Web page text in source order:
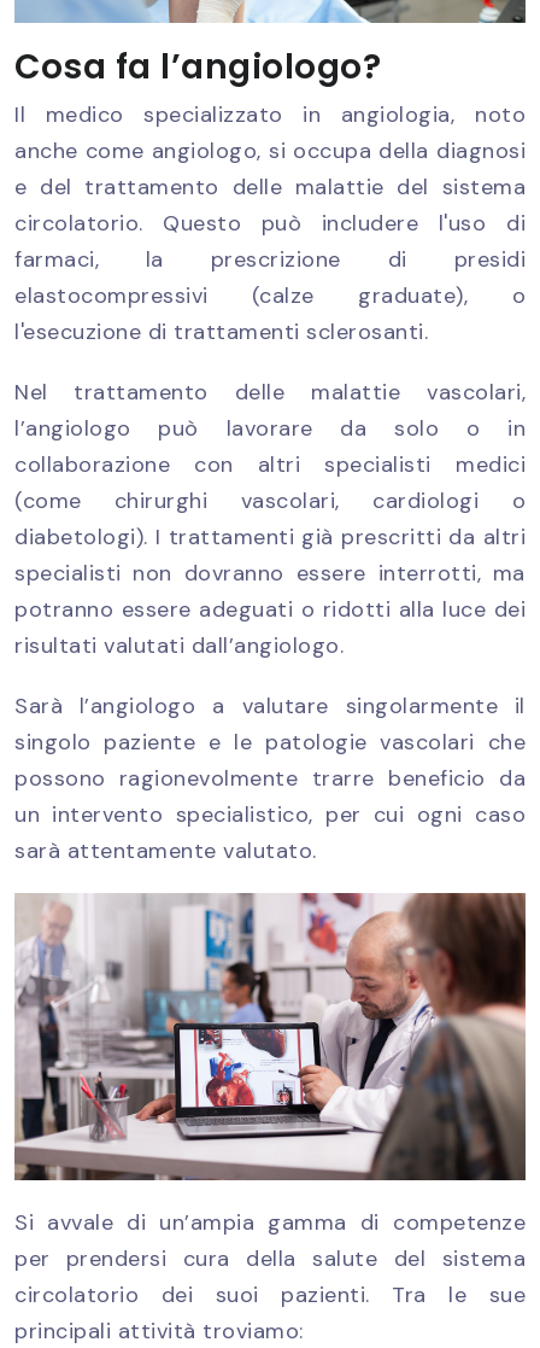
Cosa fa l’angiologo?
Il medico specializzato in angiologia, noto
anche come angiologo, si occupa della diagnosi
e del trattamento delle malattie del sistema
circolatorio. Questo può includere l'uso di
farmaci, la prescrizione di presidi
elastocompressivi (calze graduate), o
l'esecuzione di trattamenti sclerosanti.
Nel trattamento delle malattie vascolari,
l’angiologo può lavorare da solo o in
collaborazione con altri specialisti medici
(come chirurghi vascolari, cardiologi o
diabetologi). I trattamenti già prescritti da altri
specialisti non dovranno essere interrotti, ma
potranno essere adeguati o ridotti alla luce dei
risultati valutati dall’angiologo.
Sarà l’angiologo a valutare singolarmente il
singolo paziente e le patologie vascolari che
possono ragionevolmente trarre beneficio da
un intervento specialistico, per cui ogni caso
sarà attentamente valutato.
Si avvale di un’ampia gamma di competenze
per prendersi cura della salute del sistema
circolatorio dei suoi pazienti. Tra le sue
principali attività troviamo: